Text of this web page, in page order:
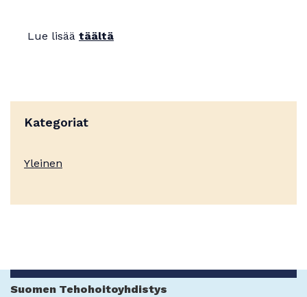
Lue lisää täältä
Kategoriat
Yleinen
Suomen Tehohoitoyhdistys